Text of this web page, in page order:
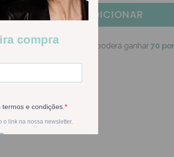
+ ADICIONAR
Na compra deste produto poderá ganhar 70